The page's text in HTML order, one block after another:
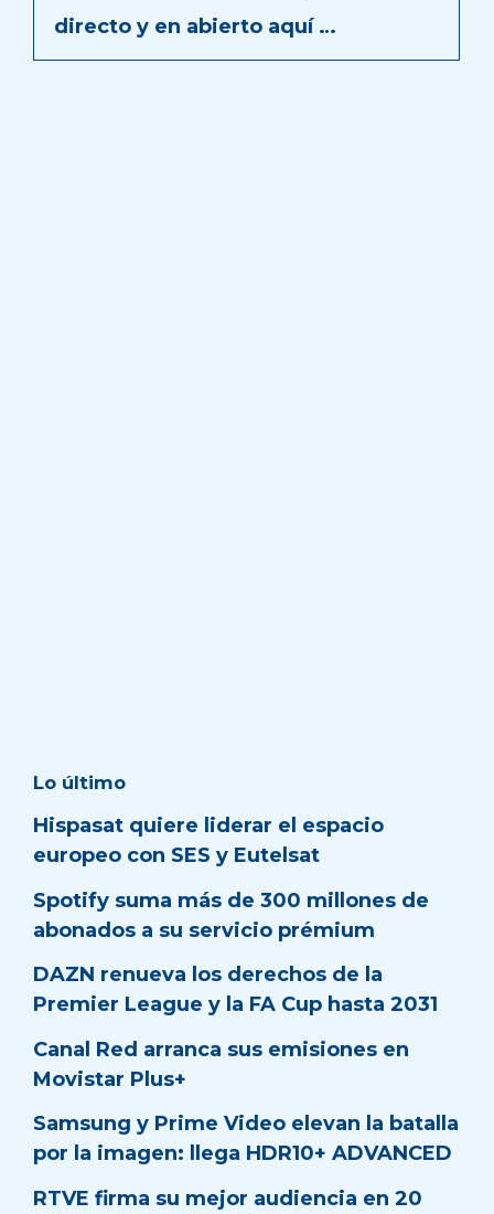
directo y en abierto aquí …
Lo último
Hispasat quiere liderar el espacio
europeo con SES y Eutelsat
Spotify suma más de 300 millones de
abonados a su servicio prémium
DAZN renueva los derechos de la
Premier League y la FA Cup hasta 2031
Canal Red arranca sus emisiones en
Movistar Plus+
Samsung y Prime Video elevan la batalla
por la imagen: llega HDR10+ ADVANCED
RTVE firma su mejor audiencia en 20